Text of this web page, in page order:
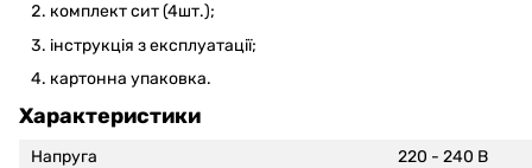
комплект сит (4шт.);
інструкція з експлуатації;
картонна упаковка.
Характеристики
Напруга
220 - 240 В